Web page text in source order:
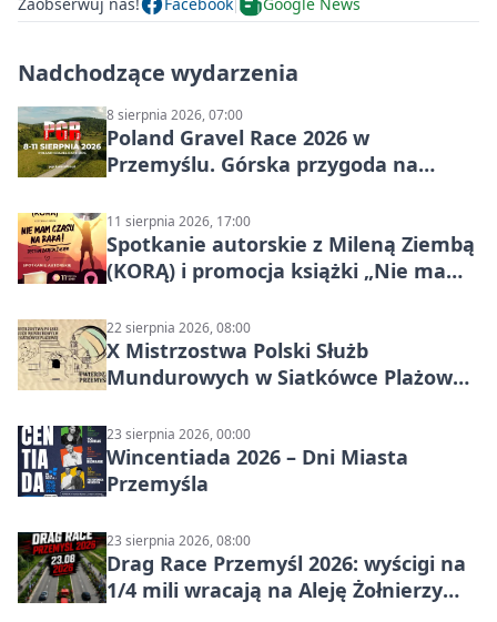
Zaobserwuj nas! Facebook Google News
Nadchodzące wydarzenia
8 sierpnia 2026, 07:00
Poland Gravel Race 2026 w
Przemyślu. Górska przygoda na
11 sierpnia 2026, 17:00
Spotkanie autorskie z Mileną Ziembą
(KORĄ) i promocja książki „Nie mam
22 sierpnia 2026, 08:00
X Mistrzostwa Polski Służb
Mundurowych w Siatkówce Plażowej
23 sierpnia 2026, 00:00
Wincentiada 2026 – Dni Miasta
Przemyśla
23 sierpnia 2026, 08:00
Drag Race Przemyśl 2026: wyścigi na
1/4 mili wracają na Aleję Żołnierzy